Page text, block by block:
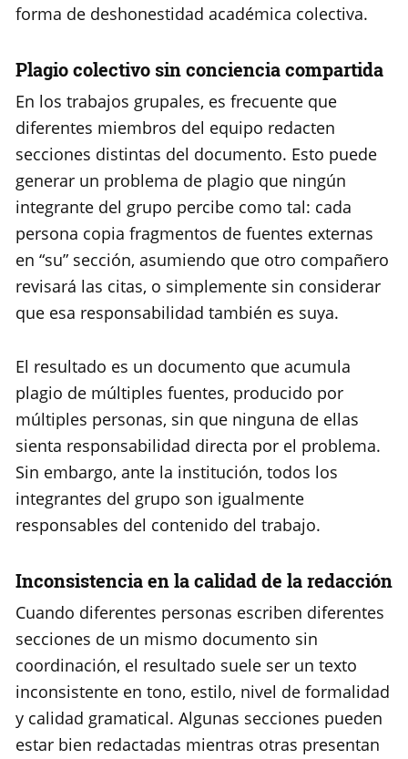
forma de deshonestidad académica colectiva.
Plagio colectivo sin conciencia compartida
En los trabajos grupales, es frecuente que
diferentes miembros del equipo redacten
secciones distintas del documento. Esto puede
generar un problema de plagio que ningún
integrante del grupo percibe como tal: cada
persona copia fragmentos de fuentes externas
en “su” sección, asumiendo que otro compañero
revisará las citas, o simplemente sin considerar
que esa responsabilidad también es suya.
El resultado es un documento que acumula
plagio de múltiples fuentes, producido por
múltiples personas, sin que ninguna de ellas
sienta responsabilidad directa por el problema.
Sin embargo, ante la institución, todos los
integrantes del grupo son igualmente
responsables del contenido del trabajo.
Inconsistencia en la calidad de la redacción
Cuando diferentes personas escriben diferentes
secciones de un mismo documento sin
coordinación, el resultado suele ser un texto
inconsistente en tono, estilo, nivel de formalidad
y calidad gramatical. Algunas secciones pueden
estar bien redactadas mientras otras presentan